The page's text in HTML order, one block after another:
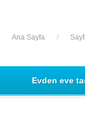
Ana Sayfa /
Evden eve